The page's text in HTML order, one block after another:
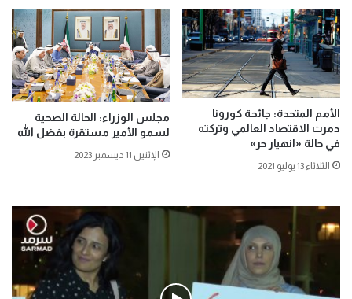
الأمم المتحدة: جائحة كورونا
دمرت الاقتصاد العالمي وتركته
في حالة «انهيار حر»
الثلاثاء 13 يوليو 2021
مجلس الوزراء: الحالة الصحية
لسمو الأمير مستقرة بفضل الله
الإثنين 11 ديسمبر 2023